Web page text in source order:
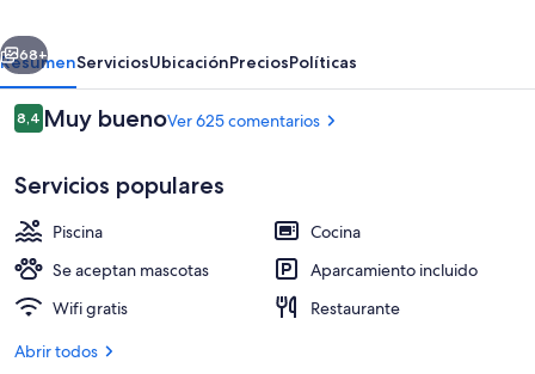
4 piscinas al aire libre, tumbonas
Siguiente
68+
ResumenServiciosUbicaciónPreciosPolíticas
Comentarios
8,48,4 de 10
Muy buenoVer 625 comentarios
Servicios populares
Piscina
Cocina
Se aceptan mascotas
Aparcamiento incluido
Wifi gratis
Restaurante
Abrir todos